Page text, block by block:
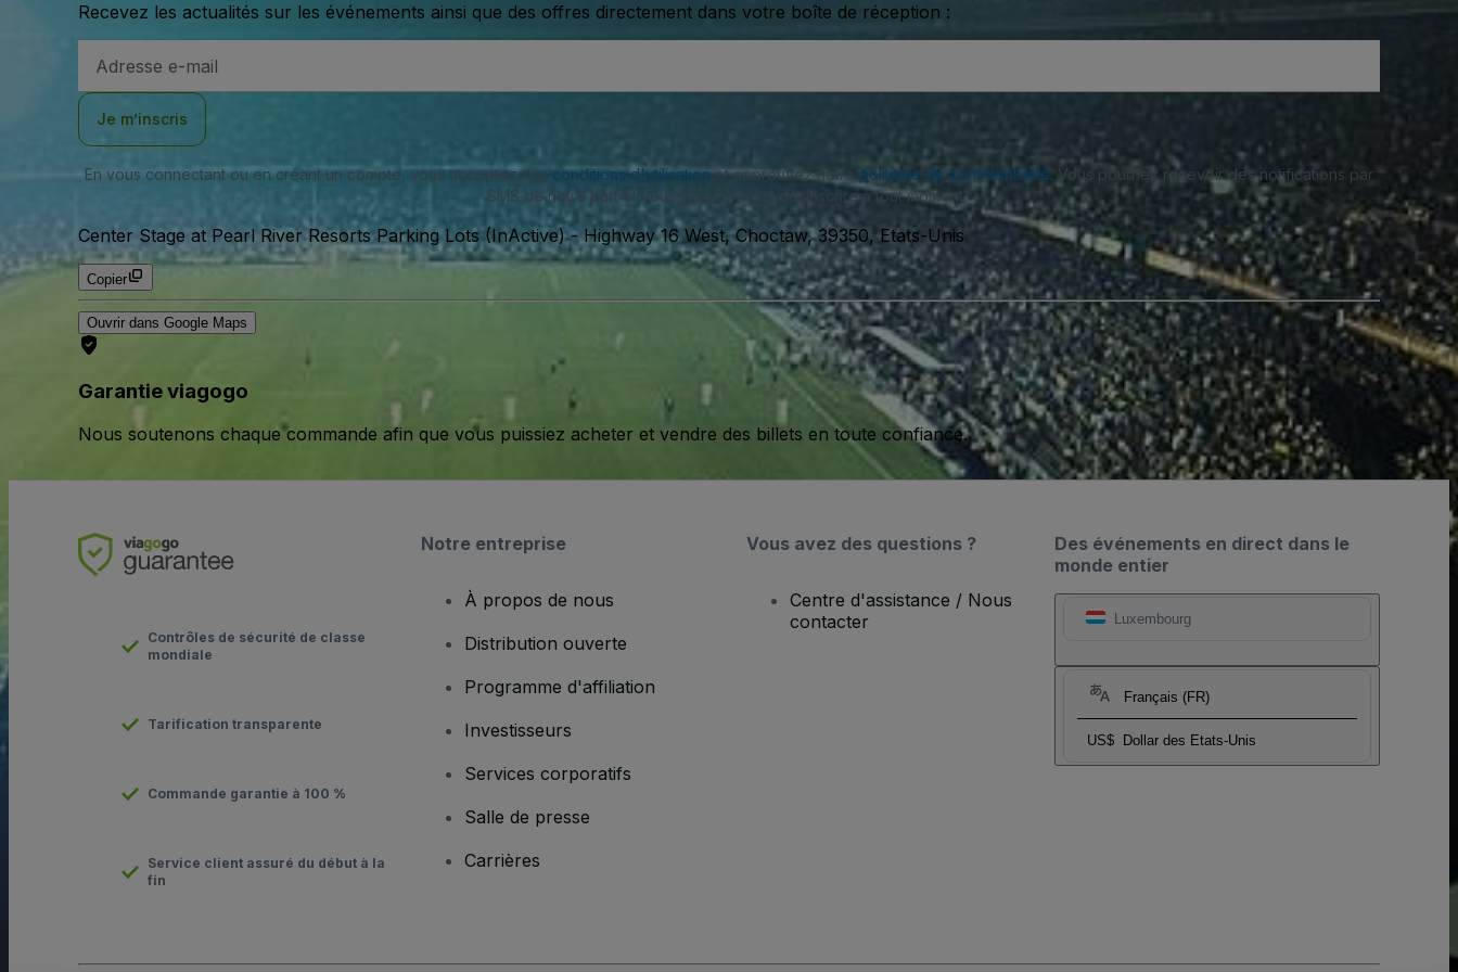
Recevez les actualités sur les événements ainsi que des offres directement dans votre boîte de réception :
e-
Je m’inscris
En vous connectant ou en créant un compte, vous acceptez nosconditions d'utilisationet approuvez notre politique de confidentialité . Vous pourriez recevoir des notifications par
SMS de notre part et vous pouvez vous désinscrire à tout moment.
Center Stage at Pearl River Resorts Parking Lots (InActive)-Highway 16 West, Choctaw, 39350, Etats-Unis
Copier
Ouvrir dans Google Maps
Garantie viagogo
Nous soutenons chaque commande afin que vous puissiez acheter et vendre des billets en toute confiance.
Des événements en direct dans le
monde entier
Luxembourg
Français (FR)
US$ Dollar des Etats-Unis
Contrôles de sécurité de classe
mondiale
Tarification transparente
Commande garantie à 100 %
Service client assuré du début à la
fin
Notre entreprise
À propos de nous
Distribution ouverte
Programme d'affiliation
Investisseurs
Services corporatifs
Salle de presse
Carrières
Vous avez des questions ?
Centre d'assistance / Nous
contacter